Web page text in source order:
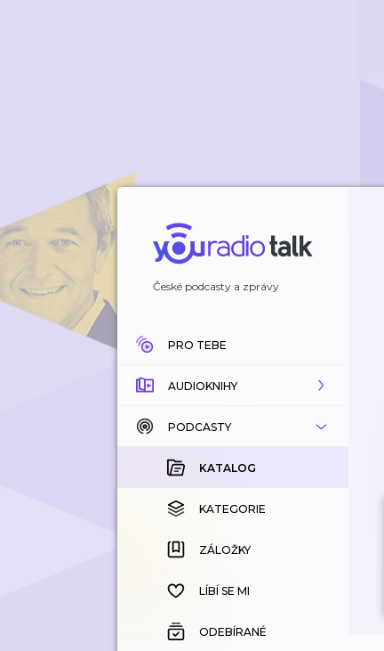
České podcasty a zprávy
PRO TEBE
AUDIOKNIHY
KATALOG
KOUPENÉ
KATEGORIE
ZÁLOŽKY
HISTORIE
PODCASTY
KATALOG
KATEGORIE
ZÁLOŽKY
LÍBÍ SE MI
ODEBÍRANÉ